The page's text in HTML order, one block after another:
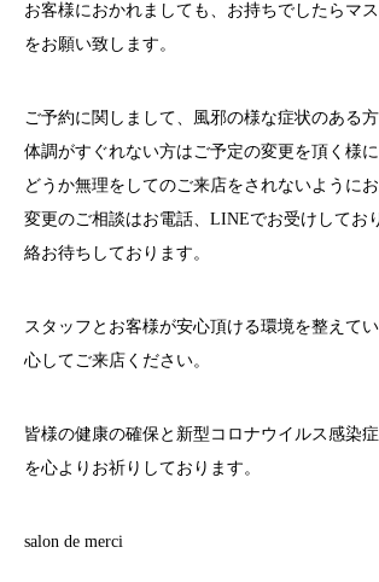
お客様におかれましても、お持ちでしたらマ
をお願い致します。
ご予約に関しまして、風邪の様な症状のある方
体調がすぐれない方はご予定の変更を頂く様に
どうか無理をしてのご来店をされないように
変更のご相談はお電話、 LINEでお受けしてお
絡お待ちしております。
スタッフとお客様が安心頂ける環境を整えて
心してご来店ください。
皆様の健康の確保と新型コロナウイルス感染
を心よりお祈りしております。
salon de merci